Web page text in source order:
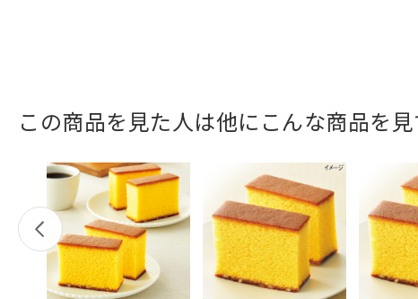
この商品を見た人は他にこんな商品を見